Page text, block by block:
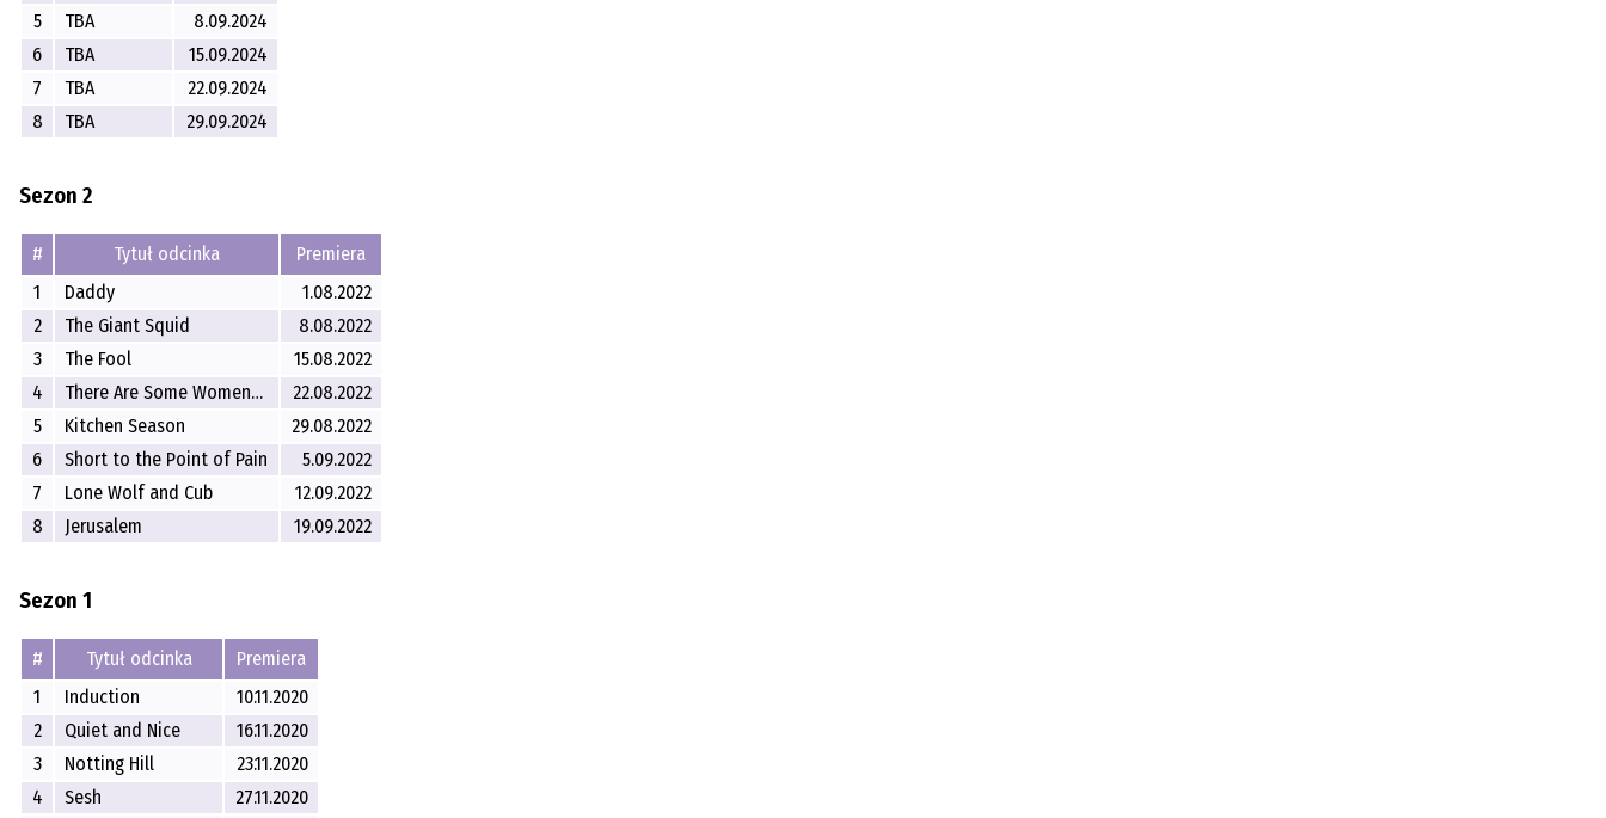
5
TBA
8.09.2024
6
TBA
15.09.2024
7
TBA
22.09.2024
8
TBA 29.09.2024
Sezon 2
# Tytuł odcinka
Premiera
1
Daddy
1.08.2022
2
The Giant Squid
8.08.2022
3
The Fool
15.08.2022
4
There Are Some Women…
22.08.2022
5
Kitchen Season
29.08.2022
6
Short to the Point of Pain
5.09.2022
7
Lone Wolf and Cub
12.09.2022
8
Jerusalem 19.09.2022
Sezon 1
# Tytuł odcinka
Premiera
1
Induction
10.11.2020
2
Quiet and Nice
16.11.2020
3
Notting Hill
23.11.2020
4
Sesh 27.11.2020